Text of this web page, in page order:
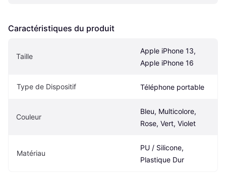
Caractéristiques du produit
Taille
Apple iPhone 13,
Apple iPhone 16
Type de Dispositif Téléphone portable
Couleur
Bleu, Multicolore,
Rose, Vert, Violet
Matériau
PU / Silicone,
Plastique Dur